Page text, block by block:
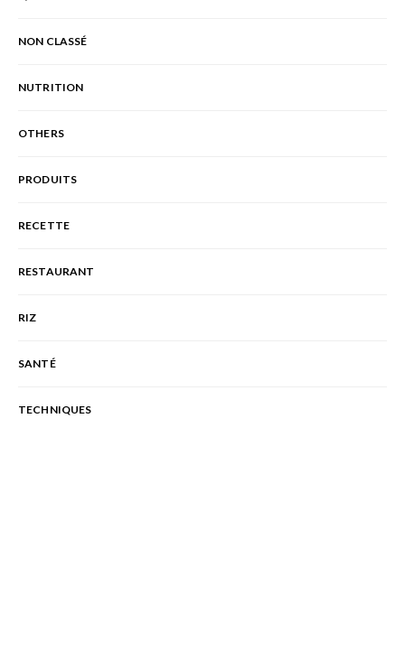
NON CLASSÉ
NUTRITION
OTHERS
PRODUITS
RECETTE
RESTAURANT
RIZ
SANTÉ
TECHNIQUES